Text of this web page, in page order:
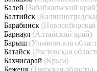
Балей (Забайкальский
Балтийск
Барабинск (Новосибирская
Барнаул (Алтайский край)
Барыш (Ульяновская
Батайск (Ростовская
Бахчисарай (Крым)